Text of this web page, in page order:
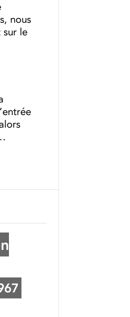
nous
sur le